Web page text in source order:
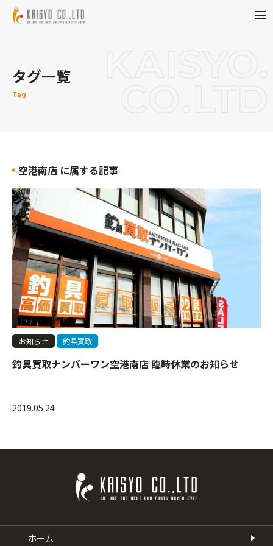
タグ一覧
Tag
空港南店 に属する記事
お知らせ 釣具買取
釣具買取ナンバーワン空港南店 臨時休業のお知らせ
2019.05.24
ホーム